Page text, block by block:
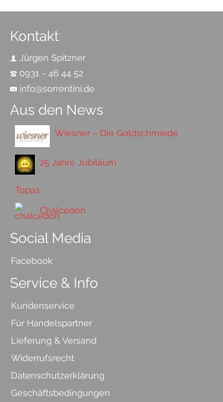
Kontakt
Jürgen Spitzner
0931 - 46 44 52
info@sorrentini.de
Aus den News
Wiesner – Die Goldschmiede
25 Jahre Jubiläum
Topas
Chalcedon
Social Media
Facebook
Service & Info
Kundenservice
Für Handelspartner
Lieferung & Versand
Widerrufsrecht
Datenschutzerklärung
Geschäftsbedingungen